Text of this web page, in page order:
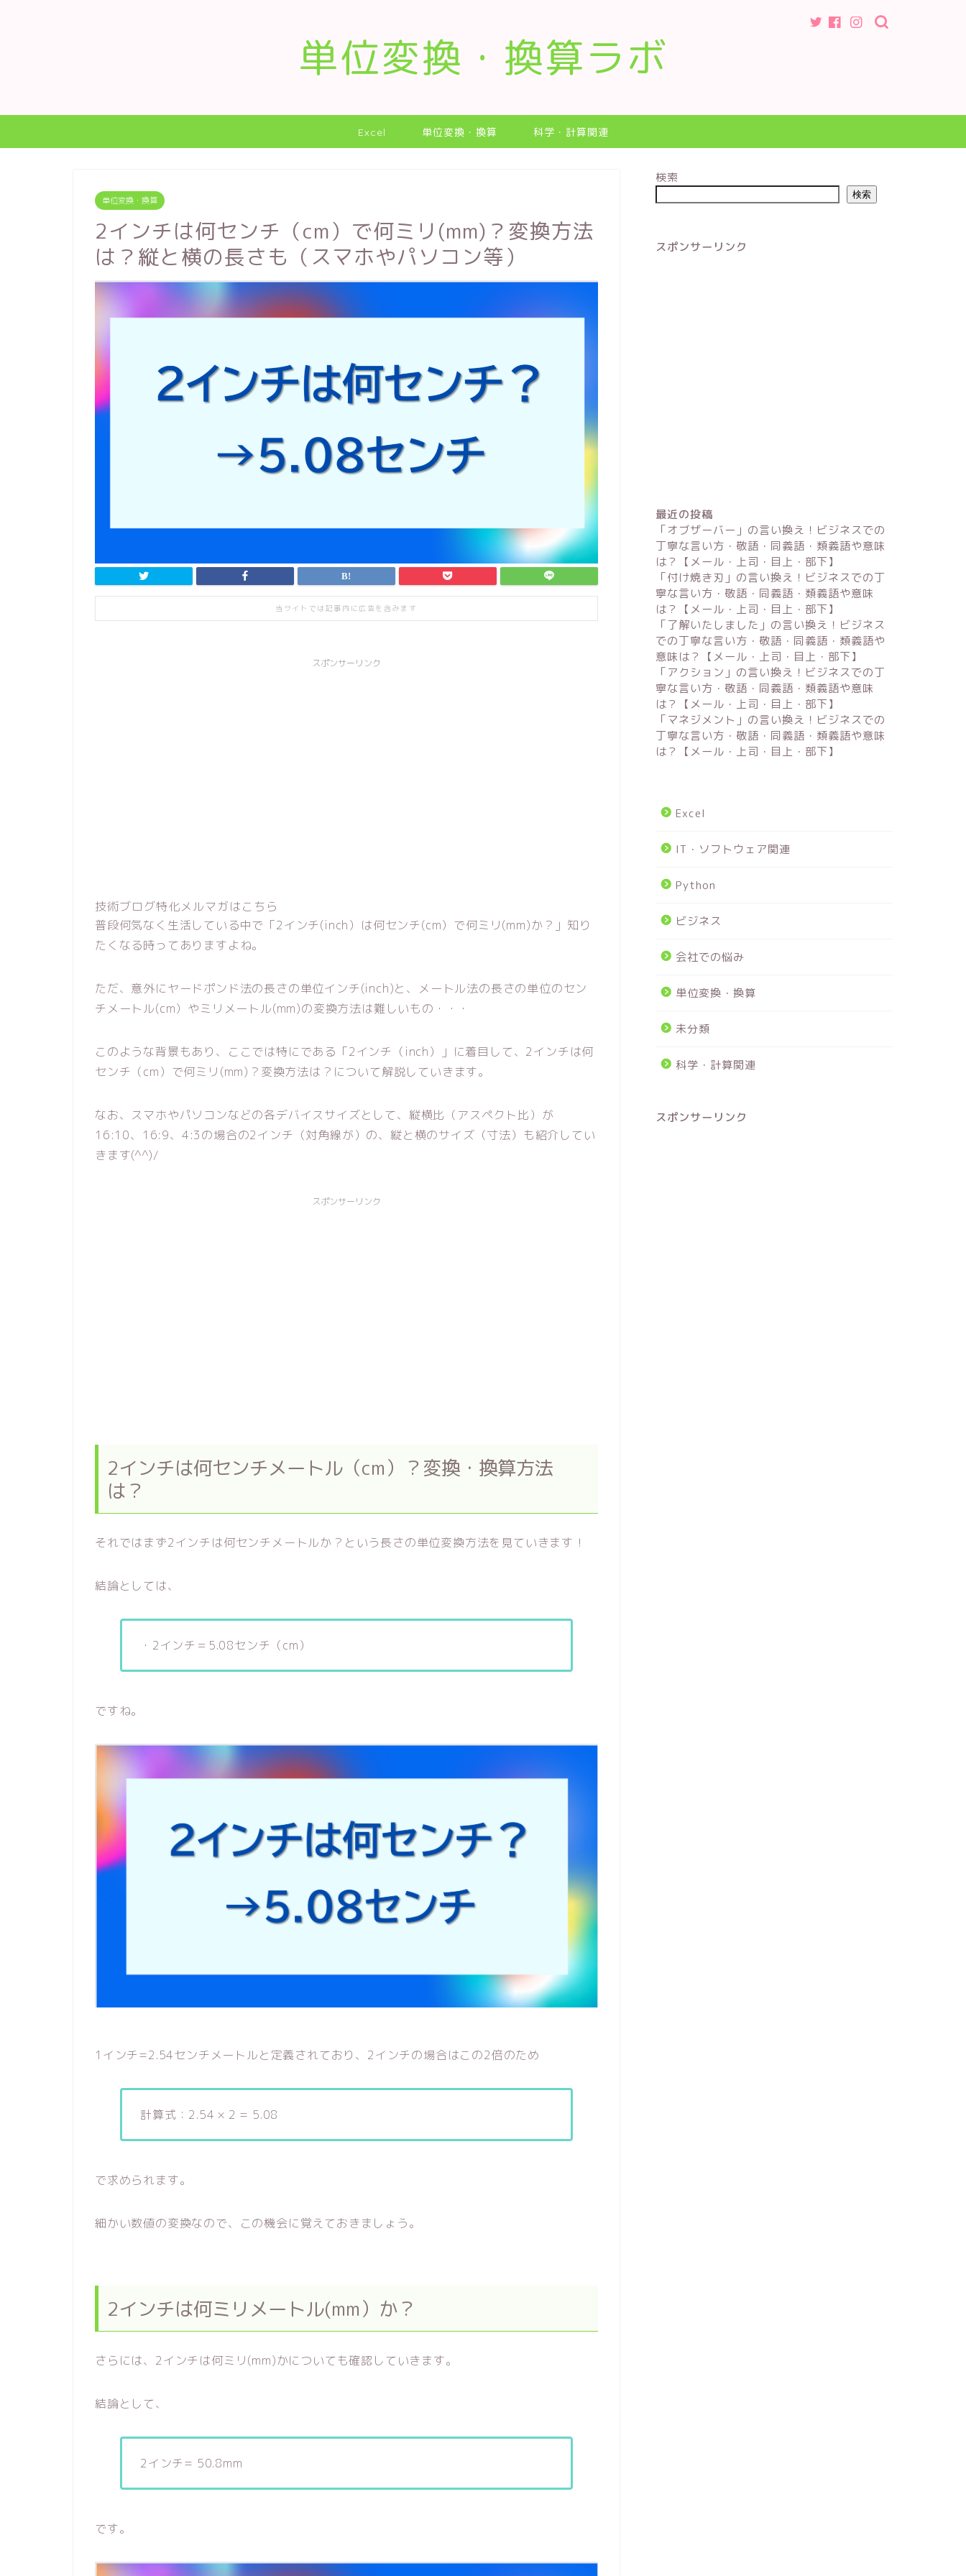
単位変換・換算ラボ
Excel 単位変換・換算 科学・計算関連
単位変換・換算
2インチは何センチ（cm）で何ミリ(mm)？変換方法
は？縦と横の長さも（スマホやパソコン等）
当サイトでは記事内に広告を含みます
スポンサーリンク
技術ブログ特化メルマガはこちら
普段何気なく生活している中で「2インチ(inch）は何センチ(cm）で何ミリ(mm)か？」知り
たくなる時ってありますよね。
ただ、意外にヤードポンド法の長さの単位インチ(inch)と、メートル法の長さの単位のセン
チメートル(cm）やミリメートル(mm)の変換方法は難しいもの・・・
このような背景もあり、ここでは特にである「2インチ（inch）」に着目して、2インチは何
センチ（cm）で何ミリ(mm)？変換方法は？について解説していきます。
なお、スマホやパソコンなどの各デバイスサイズとして、縦横比（アスペクト比）が
16:10、16:9、4:3の場合の2インチ（対角線が）の、縦と横のサイズ（寸法）も紹介してい
きます(^^)/
スポンサーリンク
2インチは何センチメートル（cm）？変換・換算方法
は？
それではまず2インチは何センチメートルか？という長さの単位変換方法を見ていきます！
結論としては、
・2インチ＝5.08センチ（cm）
ですね。
1インチ=2.54センチメートルと定義されており、2インチの場合はこの2倍のため
計算式：2.54 × 2 = 5.08
で求められます。
細かい数値の変換なので、この機会に覚えておきましょう。
2インチは何ミリメートル(mm）か？
さらには、2インチは何ミリ(mm)かについても確認していきます。
結論として、
2インチ= 50.8mm
です。
検索
検索
スポンサーリンク
最近の投稿
「オブザーバー」の言い換え！ビジネスでの
丁寧な言い方・敬語・同義語・類義語や意味
は？【メール・上司・目上・部下】
「付け焼き刃」の言い換え！ビジネスでの丁
寧な言い方・敬語・同義語・類義語や意味
は？【メール・上司・目上・部下】
「了解いたしました」の言い換え！ビジネス
での丁寧な言い方・敬語・同義語・類義語や
意味は？【メール・上司・目上・部下】
「アクション」の言い換え！ビジネスでの丁
寧な言い方・敬語・同義語・類義語や意味
は？【メール・上司・目上・部下】
「マネジメント」の言い換え！ビジネスでの
丁寧な言い方・敬語・同義語・類義語や意味
は？【メール・上司・目上・部下】
Excel
IT・ソフトウェア関連
Python
ビジネス
会社での悩み
単位変換・換算
未分類
科学・計算関連
スポンサーリンク